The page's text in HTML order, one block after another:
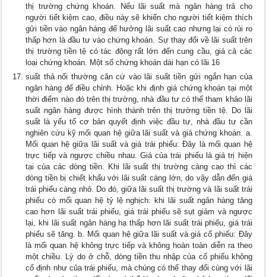
thị trường chứng khoán. Nếu lãi suất mà ngân hàng trả cho
người tiết kiệm cao, điều này sẽ khiến cho người tiết kiệm thích
gửi tiền vào ngân hàng để hưởng lãi suất cao nhưng lại có rủi ro
thấp hơn là đầu tư vào chứng khoán. Sự thay đổi về lãi suất trên
thị trường tiền tệ có tác động rất lớn đến cung cầu, giá cả các
loại chứng khoán. Một số chứng khoán dài hạn có lãi 16
suất thả nổi thường căn cứ vào lãi suất tiền gửi ngắn hạn của
ngân hàng để điều chỉnh. Hoặc khi định giá chứng khoán tại một
thời điểm nào đó trên thị trường, nhà đầu tư có thể tham khảo lãi
suất ngân hàng được hình thành trên thị trường tiền tệ. Do lãi
suất là yếu tố cơ bản quyết định việc đầu tư, nhà đầu tư cần
nghiên cứu kỹ mối quan hệ giữa lãi suất và giá chứng khoán. a.
Mối quan hệ giữa lãi suất và giá trái phiếu: Đây là mối quan hệ
trực tiếp và ngược chiều nhau. Giá của trái phiếu là giá trị hiện
tại của các dòng tiền. Khi lãi suất thị trường càng cao thì các
dòng tiền bị chiết khấu với lãi suất càng lớn, do vậy dẫn đến giá
trái phiếu càng nhỏ. Do đó, giữa lãi suất thị trường và lãi suất trái
phiếu có mối quan hệ tỷ lệ nghịch: khi lãi suất ngân hàng tăng
cao hơn lãi suất trái phiếu, giá trái phiếu sẽ sụt giảm và ngược
lại, khi lãi suất ngân hàng hạ thấp hơn lãi suất trái phiếu, giá trái
phiếu sẽ tăng. b. Mối quan hệ giữa lãi suất và giá cổ phiếu: Đây
là mối quan hệ không trực tiếp và không hoàn toàn diễn ra theo
một chiều. Lý do ở chỗ, dòng tiền thu nhập của cổ phiếu không
cố định như của trái phiếu, mà chúng có thể thay đổi cùng với lãi